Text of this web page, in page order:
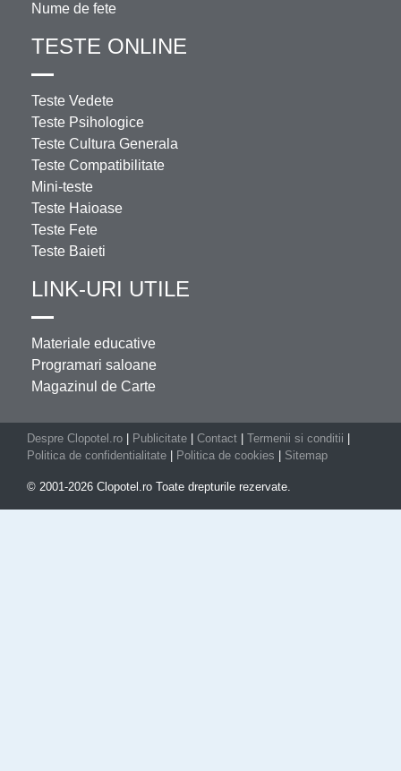
Nume de fete
TESTE ONLINE
Teste Vedete
Teste Psihologice
Teste Cultura Generala
Teste Compatibilitate
Mini-teste
Teste Haioase
Teste Fete
Teste Baieti
LINK-URI UTILE
Materiale educative
Programari saloane
Magazinul de Carte
Despre Clopotel.ro Publicitate Contact Termenii si conditii
Politica de confidentialitate
Politica de cookies Sitemap
© 2001-2026 Clopotel.ro Toate drepturile rezervate.